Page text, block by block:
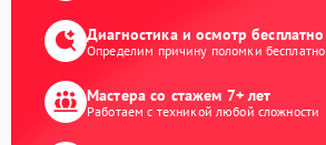
Диагностика и осмотр бесплатно
Определим причину поломки бесплатно
Мастера со стажем 7+ лет
Работаем с техникой любой сложности